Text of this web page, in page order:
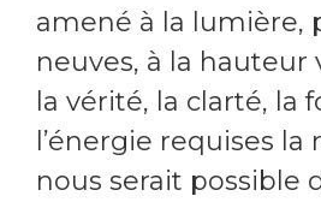
amené à la lumière,
neuves, à la hauteur
la vérité, la clarté, la
l’énergie requises la
nous serait possible